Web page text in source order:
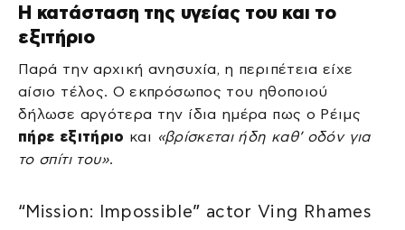
Η κατάσταση της υγείας του και το
εξιτήριο
Παρά την αρχική ανησυχία, η περιπέτεια είχε
αίσιο τέλος. Ο εκπρόσωπος του ηθοποιού
δήλωσε αργότερα την ίδια ημέρα πως ο Ρέιμς
πήρε εξιτήριο και «βρίσκεται ήδη καθ’ οδόν για
το σπίτι του».
“Mission: Impossible” actor Ving Rhames